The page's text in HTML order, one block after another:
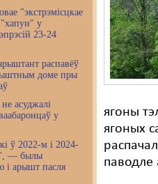
"экстрэмісцкае
"хапун" у
23-24
распавёў
доме пры
асуджалі
у
ў 2022-м і 2024-
— былы
і арышт пасля
ягоны
ягоных
паводле